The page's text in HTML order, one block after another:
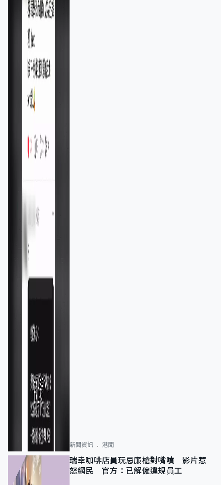
新聞資訊 港聞
瑞幸咖啡店員玩忌廉槍對嘴噴 影片惹
怒網民 官方：已解僱違規員工